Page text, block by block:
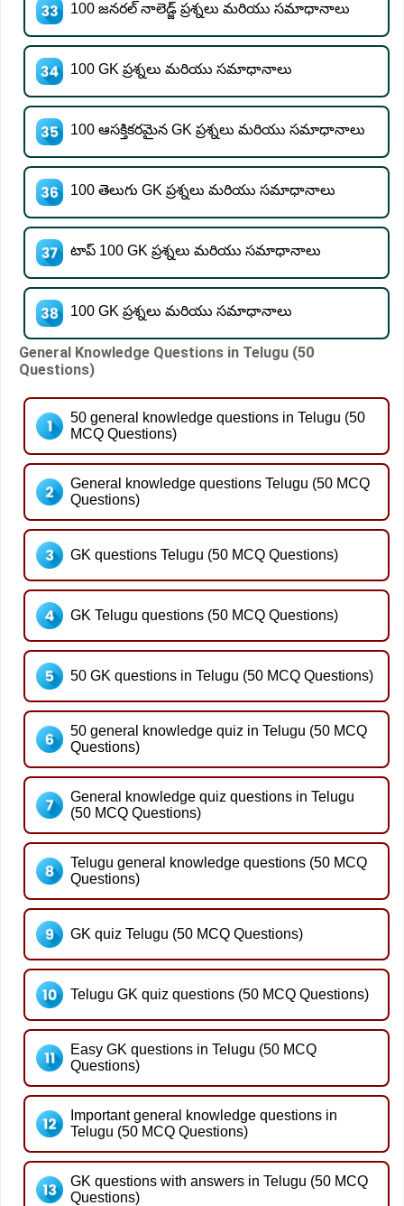
100 జనరల్ నాలెడ్జ్ ప్రశ్నలు మరియు సమాధానాలు
100 GK ప్రశ్నలు మరియు సమాధానాలు
100 ఆసక్తికరమైన GK ప్రశ్నలు మరియు సమాధానాలు
100 తెలుగు GK ప్రశ్నలు మరియు సమాధానాలు
టాప్ 100 GK ప్రశ్నలు మరియు సమాధానాలు
100 GK ప్రశ్నలు మరియు సమాధానాలు
General Knowledge Questions in Telugu (50
Questions)
50 general knowledge questions in Telugu (50
MCQ Questions)
General knowledge questions Telugu (50 MCQ
Questions)
GK questions Telugu (50 MCQ Questions)
GK Telugu questions (50 MCQ Questions)
50 GK questions in Telugu (50 MCQ Questions)
50 general knowledge quiz in Telugu (50 MCQ
Questions)
General knowledge quiz questions in Telugu
(50 MCQ Questions)
Telugu general knowledge questions (50 MCQ
Questions)
GK quiz Telugu (50 MCQ Questions)
Telugu GK quiz questions (50 MCQ Questions)
Easy GK questions in Telugu (50 MCQ
Questions)
Important general knowledge questions in
Telugu (50 MCQ Questions)
GK questions with answers in Telugu (50 MCQ
Questions)